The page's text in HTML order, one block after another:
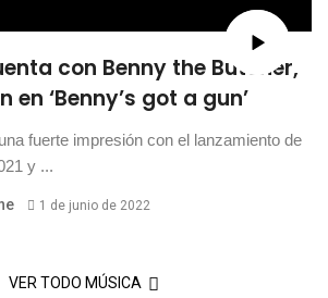
con Benny the Butcher,
en ‘Benny’s got a gun’
fuerte impresión con el lanzamiento de
y ...
1 de junio de 2022
VER TODO MÚSICA